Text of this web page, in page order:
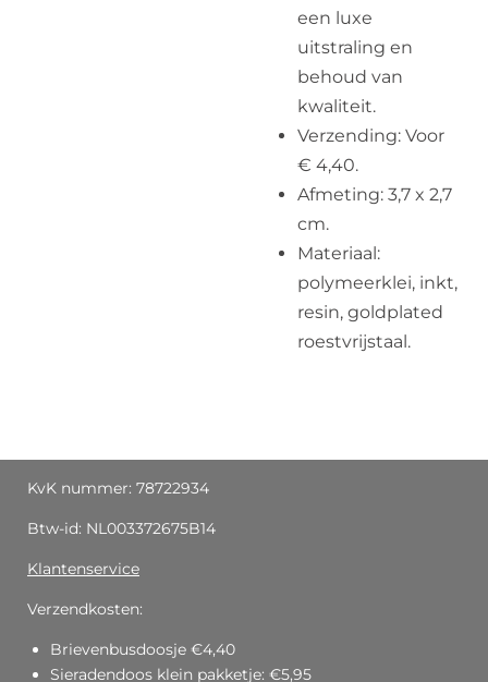
een luxe
uitstraling en
behoud van
kwaliteit.
Verzending: Voor
€ 4,40.
Afmeting: 3,7 x 2,7
cm.
Materiaal:
polymeerklei, inkt,
resin, goldplated
roestvrijstaal.
KvK nummer: 78722934
Btw-id: NL003372675B14
Klantenservice
Verzendkosten:
Brievenbusdoosje €4,40
Sieradendoos klein pakketje: €5,95